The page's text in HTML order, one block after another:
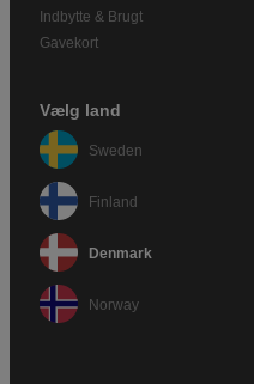
Indbytte & Brugt
Gavekort
Vælg land
Sweden
Finland
Denmark
Norway